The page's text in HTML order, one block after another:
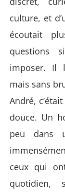
culture, et
écoutait
questions
imposer. Il
mais sans
André,
douce. Un
peu dans
ceux qui
quotidien,